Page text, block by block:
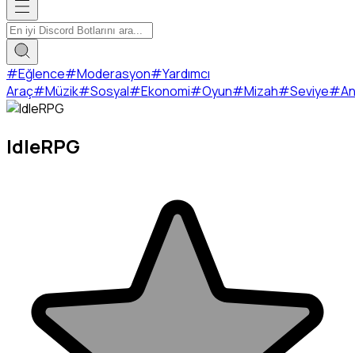
#Eğlence#Moderasyon#Yardımcı
Araç#Müzik#Sosyal#Ekonomi#Oyun#Mizah#Seviye#
IdleRPG